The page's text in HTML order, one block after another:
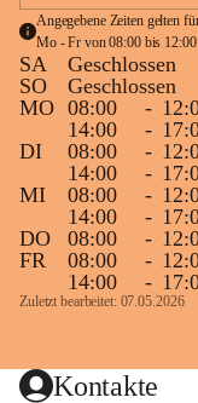
Angegebene Zeiten gelten
Mo - Fr von 08:00 bis
SA
Geschlossen
SO
Geschlossen
MO 08:00 -
14:00
-
DI
08:00 -
14:00
-
MI
08:00 -
14:00
-
DO
08:00 -
FR
08:00 -
14:00
-
Zuletzt bearbeitet: 07.05.2026
Kontakte